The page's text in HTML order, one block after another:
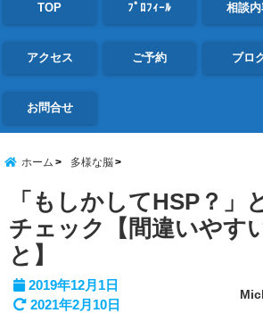
TOP ﾌﾟﾛﾌｨｰﾙ 相談
アクセス ご予約 ブロ
お問合せ
ホーム 多様な脳
「もしかしてHSP？」
チェック【間違いやす
と】
2019年12月1日
2021年2月10日